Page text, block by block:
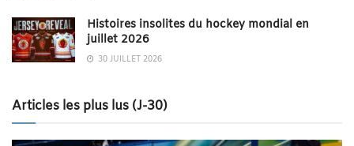
Histoires insolites du hockey mondial en
juillet 2026
30 JUILLET 2026
Articles les plus lus (J-30)